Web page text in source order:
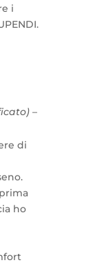
i
–
di
ho